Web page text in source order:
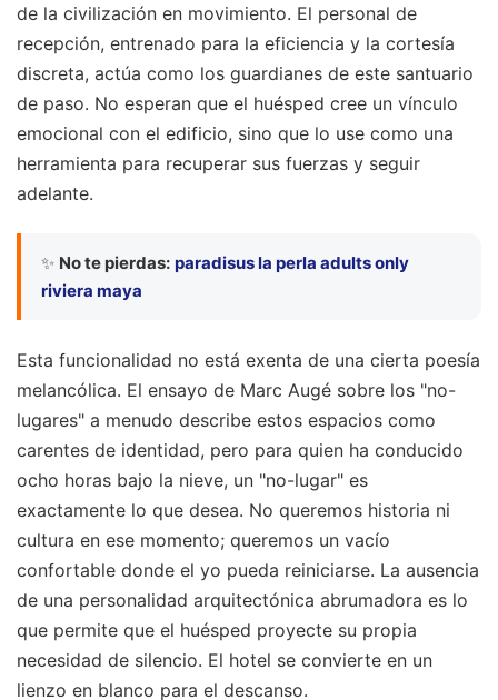
de la civilización en movimiento. El personal de
recepción, entrenado para la eficiencia y la cortesía
discreta, actúa como los guardianes de este santuario
de paso. No esperan que el huésped cree un vínculo
emocional con el edificio, sino que lo use como una
herramienta para recuperar sus fuerzas y seguir
adelante.
✨ No te pierdas: paradisus la perla adults only
riviera maya
Esta funcionalidad no está exenta de una cierta poesía
melancólica. El ensayo de Marc Augé sobre los "no-
lugares" a menudo describe estos espacios como
carentes de identidad, pero para quien ha conducido
ocho horas bajo la nieve, un "no-lugar" es
exactamente lo que desea. No queremos historia ni
cultura en ese momento; queremos un vacío
confortable donde el yo pueda reiniciarse. La ausencia
de una personalidad arquitectónica abrumadora es lo
que permite que el huésped proyecte su propia
necesidad de silencio. El hotel se convierte en un
lienzo en blanco para el descanso.